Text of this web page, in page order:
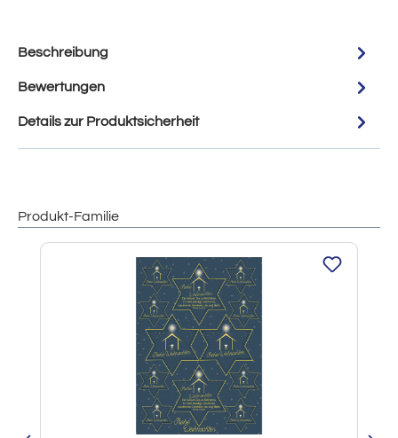
Beschreibung
Bewertungen
Details zur Produktsicherheit
Produkt-Familie
Produktgalerie überspringen